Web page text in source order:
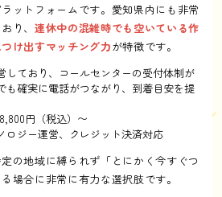
ットフォームです。愛知県内にも非常
り、連休中の混雑時でも空いている作
け出すマッチング力が特徴です。
しており、コールセンターの受付体制が
も確実に電話がつながり、到着目安を提
円（税込）〜
ロジー運営、クレジット決済対応
の地域に縛られず「とにかく今すぐつ
場合に非常に有力な選択肢です。